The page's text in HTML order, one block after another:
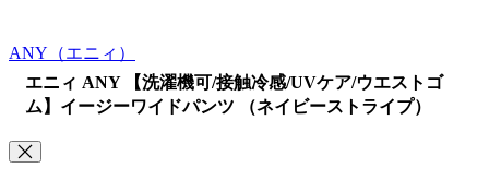
ANY （エニィ）
エニィ ANY 【洗濯機可/接触冷感/UVケア/ウエストゴ
ム】イージーワイドパンツ （ネイビーストライプ）